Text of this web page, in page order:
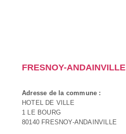
FRESNOY-ANDAINVILLE
Adresse de la commune :
HOTEL DE VILLE
1 LE BOURG
80140 FRESNOY-ANDAINVILLE